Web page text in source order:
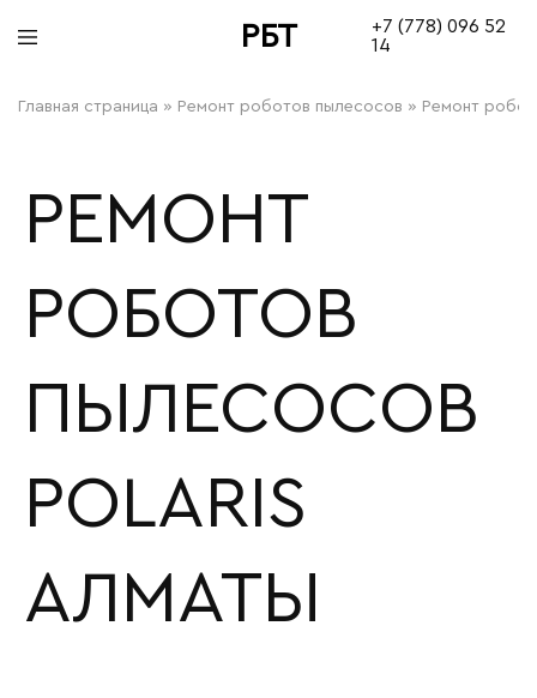
РБТ
+7 (778) 096 52
14
Главная страница » Ремонт роботов пылесосов » Ремонт
РЕМОНТ
РОБОТОВ
ПЫЛЕСОСОВ
POLARIS
АЛМАТЫ